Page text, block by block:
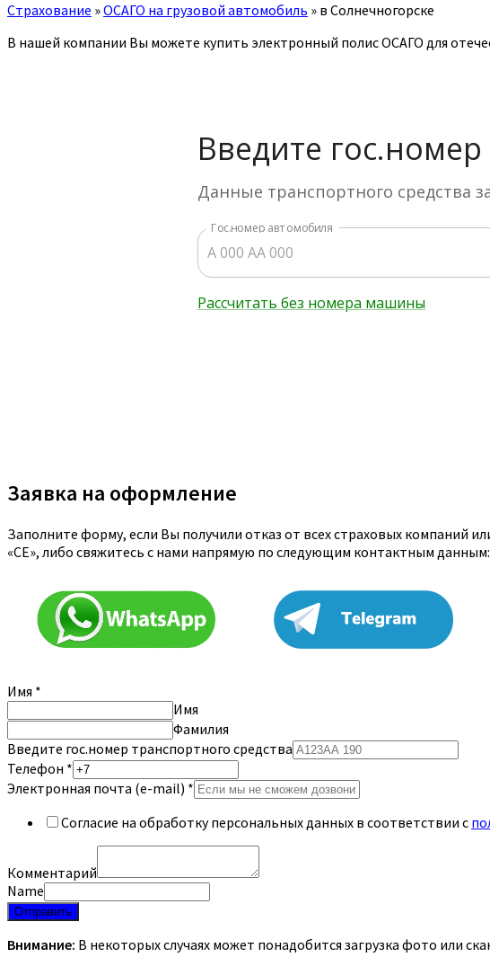
Страхование »ОСАГО на грузовой автомобиль » в Солнечногорске
В нашей компании Вы можете купить электронный полис ОСАГО для
Заявка на оформление
Заполните форму, если Вы получили отказ от всех страховых компаний
«CE», либо свяжитесь с нами напрямую по следующим контактным данным:
Имя *
Имя
Фамилия
Введите гос.номер транспортного средства
Телефон *
Электронная почта (e-mail) *
Согласие на обработку персональных данных в соответствии с
Комментарий
Name
Отправить
Внимание: В некоторых случаях может понадобится загрузка фото или